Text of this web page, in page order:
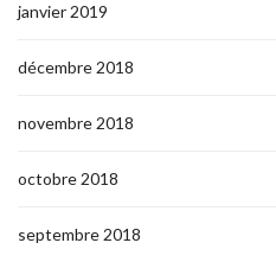
janvier 2019
décembre 2018
novembre 2018
octobre 2018
septembre 2018